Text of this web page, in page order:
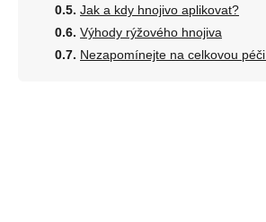
Jak a kdy hnojivo aplikovat?
Výhody rýžového hnojiva
Nezapomínejte na celkovou